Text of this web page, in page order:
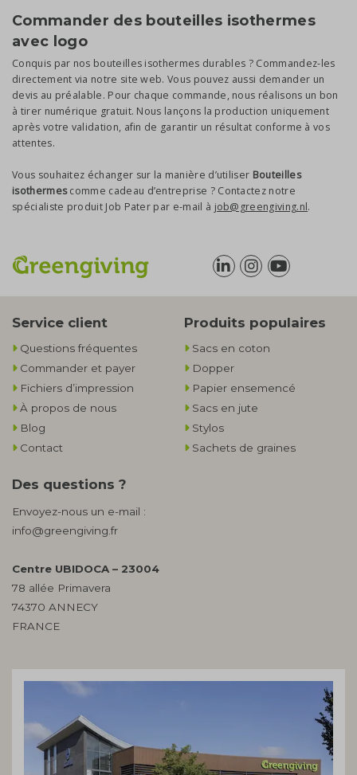
Commander des bouteilles isothermes
avec logo
Conquis par nos bouteilles isothermes durables ? Commandez-les
directement via notre site web. Vous pouvez aussi demander un
devis au préalable. Pour chaque commande, nous réalisons un bon
à tirer numérique gratuit. Nous lançons la production uniquement
après votre validation, afin de garantir un résultat conforme à vos
attentes.
Vous souhaitez échanger sur la manière d’utiliser Bouteilles
isothermescomme cadeau d’entreprise ? Contactez notre
spécialiste produit Job Pater par e-mail à job@greengiving.nl.
Service client
Questions fréquentes
Commander et payer
Fichiers d’impression
À propos de nous
Blog
Contact
Produits populaires
Sacs en coton
Dopper
Papier ensemencé
Sacs en jute
Stylos
Sachets de graines
Des questions ?
Envoyez-nous un e-mail :
info@greengiving.fr
Centre UBIDOCA – 23004
78 allée Primavera
74370 ANNECY
FRANCE